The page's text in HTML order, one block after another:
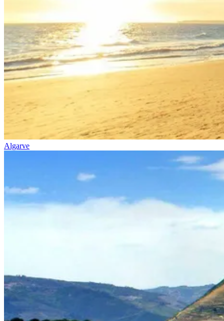
Passeio de bicicleta no Alentejo - rota Vinícola e Património
8 Dias|3/5
Algarve